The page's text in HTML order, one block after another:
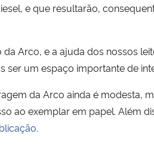
e que resultarão,
Arco, e a ajuda dos nossos
ser um espaço importante de
da Arco ainda é modesta,
ao exemplar em papel. Além